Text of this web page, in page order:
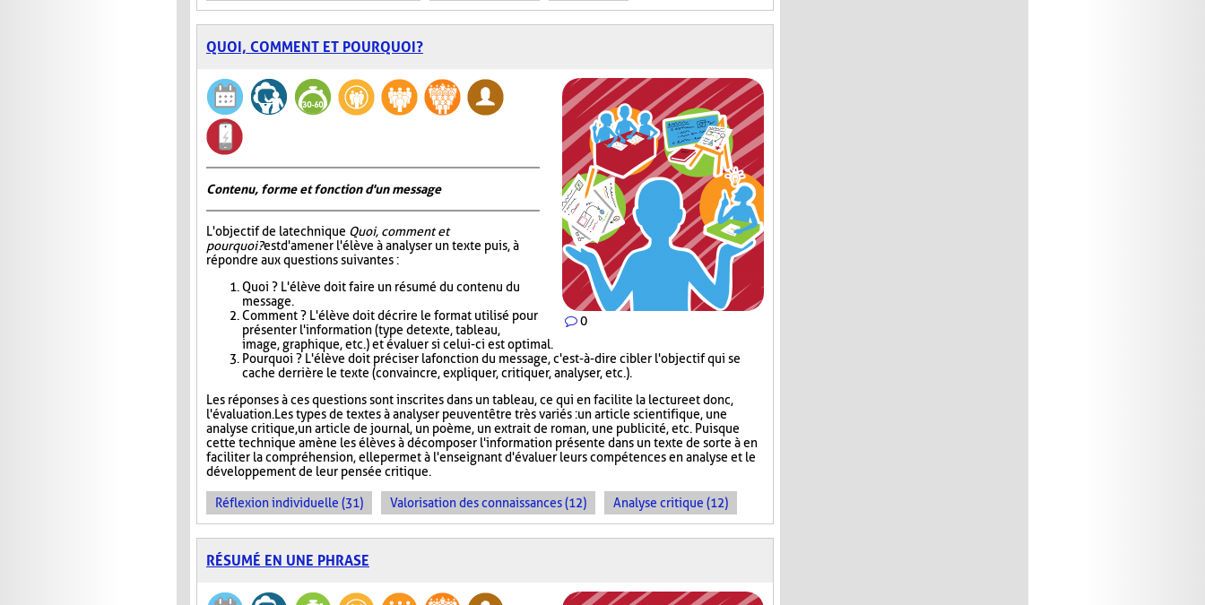
QUOI, COMMENT ET POURQUOI?
0
Contenu, forme et fonction d'un message
L'objectif de la technique Quoi, comment et
pourquoi?est d'amener l'élève à analyser un texte puis, à
répondre aux questions suivantes :
Quoi ? L'élève doit faire un résumé du contenu du
message.
Comment ? L'élève doit décrire le format utilisé pour
présenter l'information (type de texte, tableau,
image, graphique, etc.) et évaluer si celui-ci est optimal.
Pourquoi ? L'élève doit préciser la fonction du message, c'est-à-dire cibler l'objectif qui se
cache derrière le texte (convaincre, expliquer, critiquer, analyser, etc.).
Les réponses à ces questions sont inscrites dans un tableau, ce qui en facilite la lecture et donc,
l'évaluation. Les types de textes à analyser peuvent être très variés : un article scientifique, une
analyse critique, un article de journal, un poème, un extrait de roman, une publicité, etc. Puisque
cette technique amène les élèves à décomposer l'information présente dans un texte de sorte à en
faciliter la compréhension, elle permet à l'enseignant d'évaluer leurs compétences en analyse et le
développement de leur pensée critique.
Réflexion individuelle (31) Valorisation des connaissances (12) Analyse critique (12)
RÉSUMÉ EN UNE PHRASE